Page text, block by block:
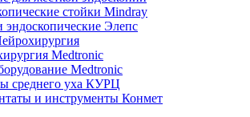
стойки Mindray
эндоскопические Элепс
Medtronic
Medtronic
среднего уха КУРЦ
и инструменты Конмет